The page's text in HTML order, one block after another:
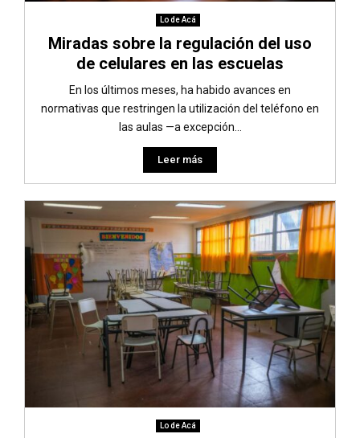
Lo de Acá
Miradas sobre la regulación del uso
de celulares en las escuelas
En los últimos meses, ha habido avances en
normativas que restringen la utilización del teléfono en
las aulas —a excepción...
Leer más
Lo de Acá